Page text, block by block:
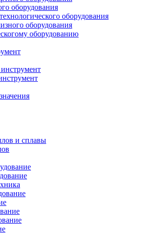
оборудования
оборудования
оборудования
оборудованию
и сплавы